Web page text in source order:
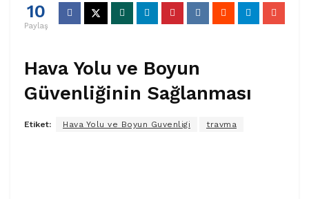
10
Paylaş
Hava Yolu ve Boyun
Güvenliğinin Sağlanması
Etiket: Hava Yolu ve Boyun Guvenligi travma